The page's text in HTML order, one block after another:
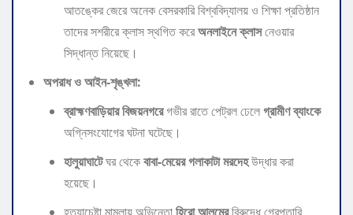
আতঙ্কের জেরে অনেক বেসরকারি বিশ্ববিদ্যালয় ও শিক্ষা প্রতিষ্ঠান
তাদের সশরীরে ক্লাস স্থগিত করেঅনলাইনে ক্লাসনেওয়ার
সিদ্ধান্ত নিয়েছে।
অপরাধ ও আইন-শৃঙ্খলা:
ব্রাহ্মণবাড়িয়ার বিজয়নগরেগভীর রাতে পেট্রল ঢেলেগ্রামীণ ব্যাংকে
অগ্নিসংযোগের ঘটনা ঘটেছে।
হালুয়াঘাটেঘর থেকেবাবা-মেয়ের গলাকাটা মরদেহউদ্ধার করা
হয়েছে।